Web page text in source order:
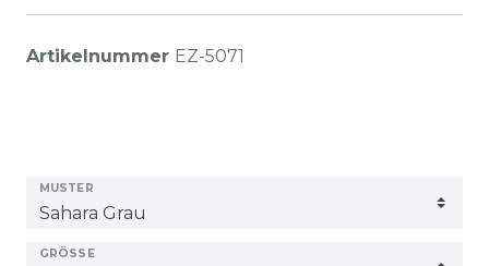
Artikelnummer EZ-5071
MUSTER
GRÖSSE